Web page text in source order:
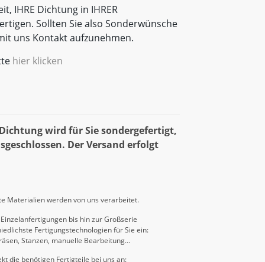
IHRE Dichtung in IHRER
Sollten Sie also Sonderwünsche
uns Kontakt aufzunehmen.
hier klicken
wird für Sie sondergefertigt,
Der Versand erfolgt
Materialien werden von uns verarbeitet.
bis hin zur Großserie
Fertigungstechnologien für Sie ein:
Stanzen, manuelle Bearbeitung…
die benötigen Fertigteile bei uns an: